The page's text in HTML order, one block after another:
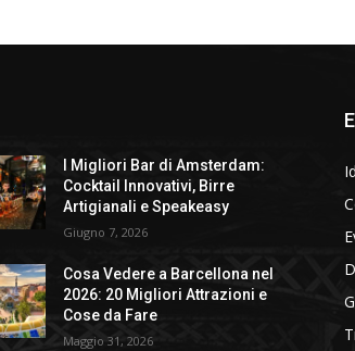
I Migliori Bar di Amsterdam:
Cocktail Innovativi, Birre
Artigianali e Speakeasy
Giugno 7, 2026
Cosa Vedere a Barcellona nel
2026: 20 Migliori Attrazioni e
Cose da Fare
Maggio 31, 2026